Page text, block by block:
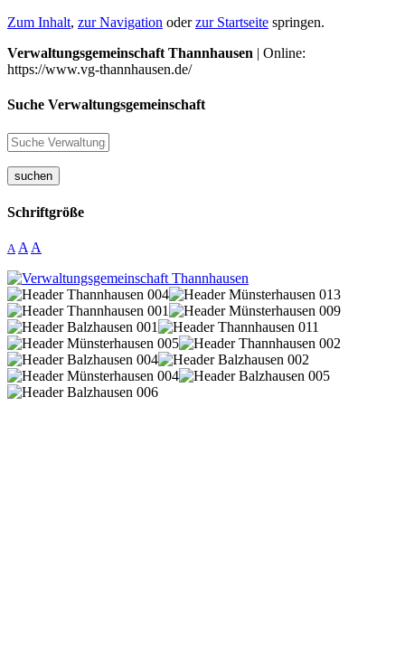
Zum Inhalt, zur Navigation oderzur Startseite springen.
Verwaltungsgemeinschaft Thannhausen | Online:
https://www.vg-thannhausen.de/
Suche Verwaltungsgemeinschaft
suchen
Schriftgröße
A A A